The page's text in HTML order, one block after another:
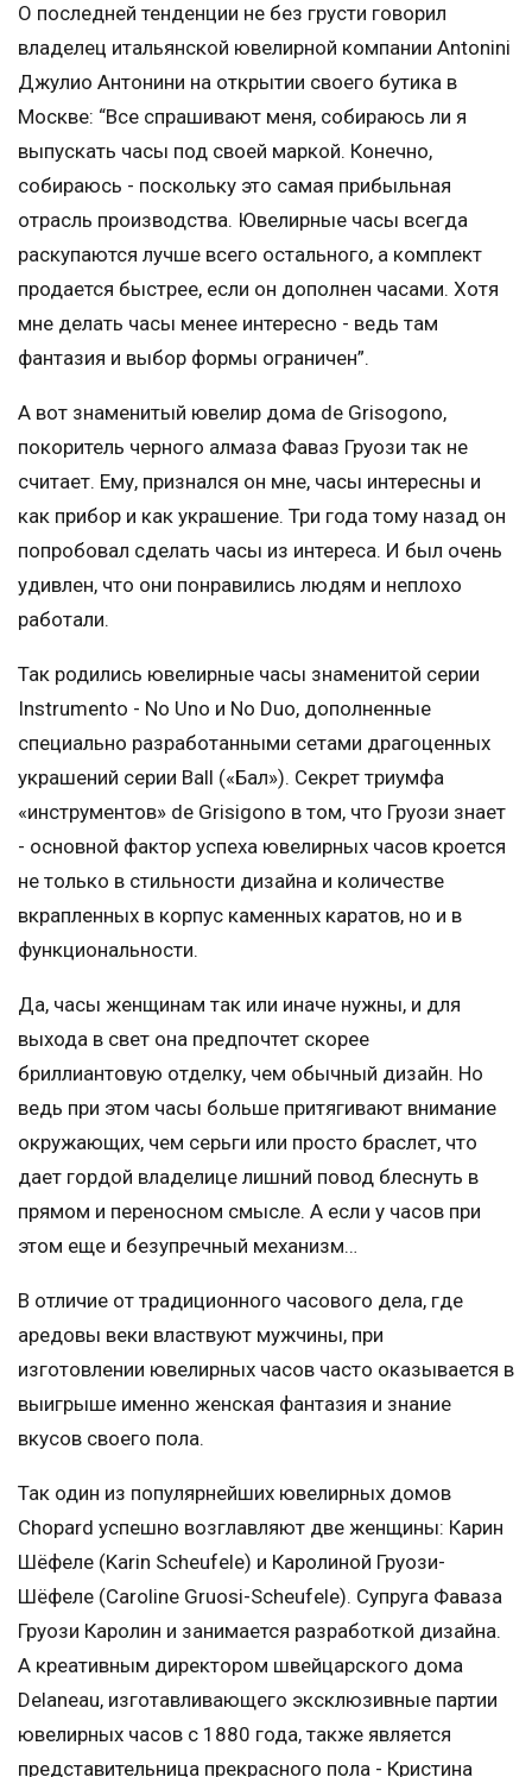
О последней тенденции не без грусти говорил
владелец итальянской ювелирной компании Antonini
Джулио Антонини на открытии своего бутика в
Москве: “Все спрашивают меня, собираюсь ли я
выпускать часы под своей маркой. Конечно,
собираюсь - поскольку это самая прибыльная
отрасль производства. Ювелирные часы всегда
раскупаются лучше всего остального, а комплект
продается быстрее, если он дополнен часами. Хотя
мне делать часы менее интересно - ведь там
фантазия и выбор формы ограничен”.
А вот знаменитый ювелир дома de Grisogono,
покоритель черного алмаза Фаваз Груози так не
считает. Ему, признался он мне, часы интересны и
как прибор и как украшение. Три года тому назад он
попробовал сделать часы из интереса. И был очень
удивлен, что они понравились людям и неплохо
работали.
Так родились ювелирные часы знаменитой серии
Instrumento - No Uno и No Duo, дополненные
специально разработанными сетами драгоценных
украшений серии Ball («Бал»). Секрет триумфа
«инструментов» de Grisigono в том, что Груози знает
- основной фактор успеха ювелирных часов кроется
не только в стильности дизайна и количестве
вкрапленных в корпус каменных каратов, но и в
функциональности.
Да, часы женщинам так или иначе нужны, и для
выхода в свет она предпочтет скорее
бриллиантовую отделку, чем обычный дизайн. Но
ведь при этом часы больше притягивают внимание
окружающих, чем серьги или просто браслет, что
дает гордой владелице лишний повод блеснуть в
прямом и переносном смысле. А если у часов при
этом еще и безупречный механизм…
В отличие от традиционного часового дела, где
аредовы веки властвуют мужчины, при
изготовлении ювелирных часов часто оказывается в
выигрыше именно женская фантазия и знание
вкусов своего пола.
Так один из популярнейших ювелирных домов
Chopard успешно возглавляют две женщины: Карин
Шёфеле (Karin Scheufele) и Каролиной Груози-
Шёфеле (Caroline Gruosi-Scheufele). Супруга Фаваза
Груози Каролин и занимается разработкой дизайна.
А креативным директором швейцарского дома
Delaneau, изготавливающего эксклюзивные партии
ювелирных часов с 1880 года, также является
представительница прекрасного пола - Кристина